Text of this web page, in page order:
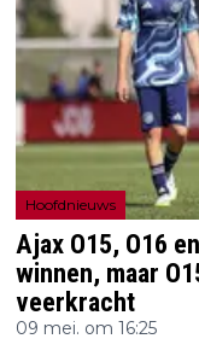
Hoofdnieuws
Ajax O15, O16
winnen, maar
veerkracht
09 mei. om 16:25